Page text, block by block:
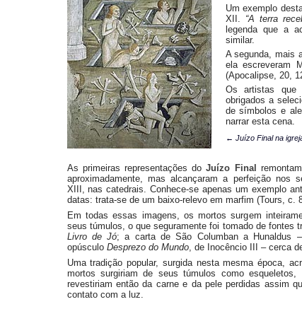
Um exemplo
XII. “A terra
legenda que a
similar.
A segunda, mais
ela escreveram
(Apocalipse, 20,
Os artistas que
obrigados a
de símbolos e
narrar esta cena.
← Juízo Final na
As primeiras representações doJuízo Final
aproximadamente, mas alcançaram a perfeição nos
XIII, nas catedrais. Conhece-se apenas um exemplo
datas: trata-se de um baixo-relevo em marfim (Tours, c.
Em todas essas imagens, os mortos surgem
seus túmulos, o que seguramente foi tomado de fontes
Livro de Jó; a carta de São Columban a Hunaldus
opúsculo Desprezo do Mundo, de Inocêncio III – cerca
Uma tradição popular, surgida nesta mesma época,
mortos surgiriam de seus túmulos como
revestiriam então da carne e da pele perdidas assim
contato com a luz.